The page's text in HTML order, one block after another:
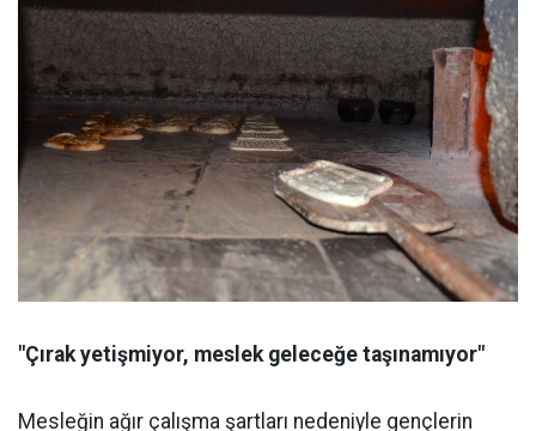
"Çırak yetişmiyor, meslek geleceğe taşınamıyor"
Mesleğin ağır çalışma şartları nedeniyle gençlerin